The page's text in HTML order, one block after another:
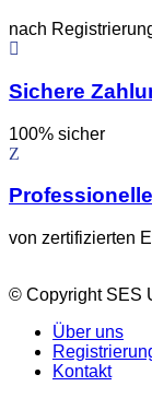
nach
Sichere
100% sicher
von zertifizierten
© Copyright SES
Über uns
Kontakt